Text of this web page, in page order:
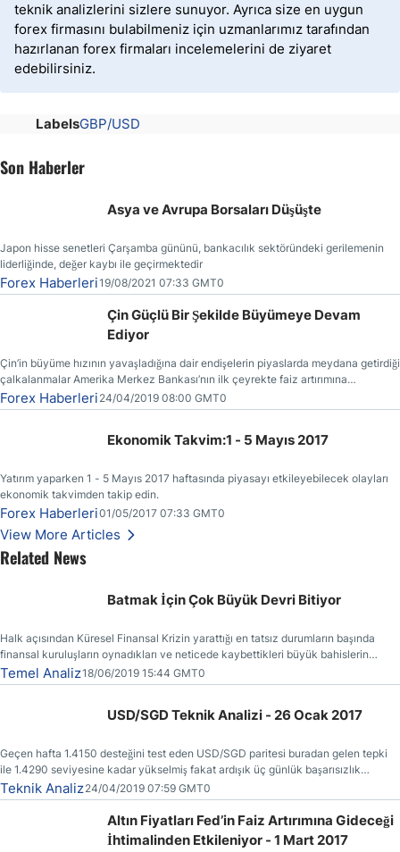
teknik analizlerini sizlere sunuyor. Ayrıca size en uygun
forex firmasını bulabilmeniz için uzmanlarımız tarafından
hazırlanan forex firmaları incelemelerini de ziyaret
edebilirsiniz.
LabelsGBP/USD
Son Haberler
Asya ve Avrupa Borsaları Düşüşte
Japon hisse senetleri Çarşamba gününü, bankacılık sektöründeki gerilemenin
liderliğinde, değer kaybı ile geçirmektedir
Forex Haberleri19/08/2021 07:33 GMT0
Çin Güçlü Bir Şekilde Büyümeye Devam
Ediyor
Çin’in büyüme hızının yavaşladığına dair endişelerin piyaslarda meydana getirdiği
çalkalanmalar Amerika Merkez Bankası’nın ilk çeyrekte faiz artırımına
gitmemesinin başlıca sebeplerinden bir tanesi olmuştur.
Forex Haberleri 24/04/2019 08:00 GMT0
Ekonomik Takvim:1 - 5 Mayıs 2017
Yatırım yaparken 1 - 5 Mayıs 2017 haftasında piyasayı etkileyebilecek olayları
ekonomik takvimden takip edin.
Forex Haberleri01/05/2017 07:33 GMT0
View More Articles
Related News
Batmak İçin Çok Büyük Devri Bitiyor
Halk açısından Küresel Finansal Krizin yarattığı en tatsız durumların başında
finansal kuruluşların oynadıkları ve neticede kaybettikleri büyük bahislerin
faturasının kendilerine (vergi ödeyenlere) kesilmiş olmasıdır.
Temel Analiz18/06/2019 15:44 GMT0
USD/SGD Teknik Analizi - 26 Ocak 2017
Geçen hafta 1.4150 desteğini test eden USD/SGD paritesi buradan gelen tepki
ile 1.4290 seviyesine kadar yükselmiş fakat ardışık üç günlük başarısızlık
ertesinde yönünü yeniden aşağı çevirmiştir.
Teknik Analiz24/04/2019 07:59 GMT0
Altın Fiyatları Fed’in Faiz Artırımına Gideceği
İhtimalinden Etkileniyor - 1 Mart 2017